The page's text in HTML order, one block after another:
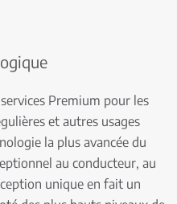
Premium pour les
et autres usages
la plus avancée du
au conducteur, au
unique en fait un